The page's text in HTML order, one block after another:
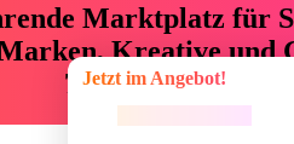
Marktplatz für
Kreative und
76 % an Zeit und
Jetzt im Angebot!